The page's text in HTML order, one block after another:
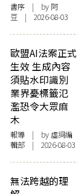
書序 | by 阿
豆 | 2026-08-03
歐盟AI法案正式
生效 生成內容
須貼水印識別
業界憂標籤氾
濫恐令大眾麻
木
報導 | by 虛詞編
輯部 | 2026-08-03
無法跨越的理